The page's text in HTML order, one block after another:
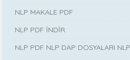
NLP MAKALE PDF
NLP PDF İNDİR
NLP PDF NLP DAP DOSYALARI